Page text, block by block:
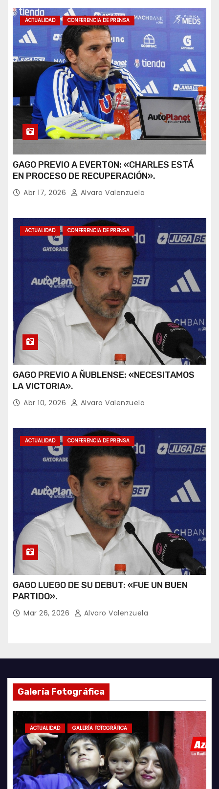
ACTUALIDAD CONFERENCIA DE PRENSA
GAGO PREVIO A EVERTON: «CHARLES ESTÁ
EN PROCESO DE RECUPERACIÓN».
Abr 17, 2026 Alvaro Valenzuela
ACTUALIDAD CONFERENCIA DE PRENSA
GAGO PREVIO A ÑUBLENSE: «NECESITAMOS
LA VICTORIA».
Abr 10, 2026 Alvaro Valenzuela
ACTUALIDAD CONFERENCIA DE PRENSA
GAGO LUEGO DE SU DEBUT: «FUE UN BUEN
PARTIDO».
Mar 26, 2026 Alvaro Valenzuela
Galería Fotográfica
ACTUALIDAD GALERÍA FOTOGRÁFICA